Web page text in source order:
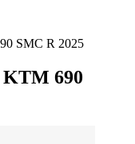
SMC R 2025
KTM 690